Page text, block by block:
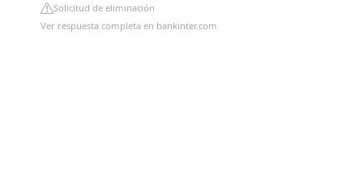
Solicitud de eliminación
Ver respuesta completa en bankinter.com